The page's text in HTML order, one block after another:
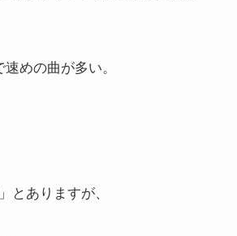
めの曲が多い。
とありますが、